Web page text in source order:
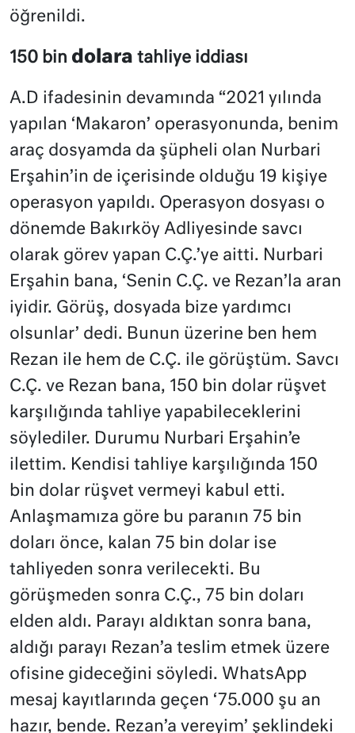
öğrenildi.
150 bin dolara tahliye iddiası
A.D ifadesinin devamında “2021 yılında
yapılan ‘Makaron’ operasyonunda, benim
araç dosyamda da şüpheli olan Nurbari
Erşahin’in de içerisinde olduğu 19 kişiye
operasyon yapıldı. Operasyon dosyası o
dönemde Bakırköy Adliyesinde savcı
olarak görev yapan C.Ç.’ye aitti. Nurbari
Erşahin bana, ‘Senin C.Ç. ve Rezan’la aran
iyidir. Görüş, dosyada bize yardımcı
olsunlar’ dedi. Bunun üzerine ben hem
Rezan ile hem de C.Ç. ile görüştüm. Savcı
C.Ç. ve Rezan bana, 150 bin dolar rüşvet
karşılığında tahliye yapabileceklerini
söylediler. Durumu Nurbari Erşahin’e
ilettim. Kendisi tahliye karşılığında 150
bin dolar rüşvet vermeyi kabul etti.
Anlaşmamıza göre bu paranın 75 bin
doları önce, kalan 75 bin dolar ise
tahliyeden sonra verilecekti. Bu
görüşmeden sonra C.Ç., 75 bin doları
elden aldı. Parayı aldıktan sonra bana,
aldığı parayı Rezan’a teslim etmek üzere
ofisine gideceğini söyledi. WhatsApp
mesaj kayıtlarında geçen ‘75.000 şu an
hazır, bende. Rezan’a vereyim’ şeklindeki